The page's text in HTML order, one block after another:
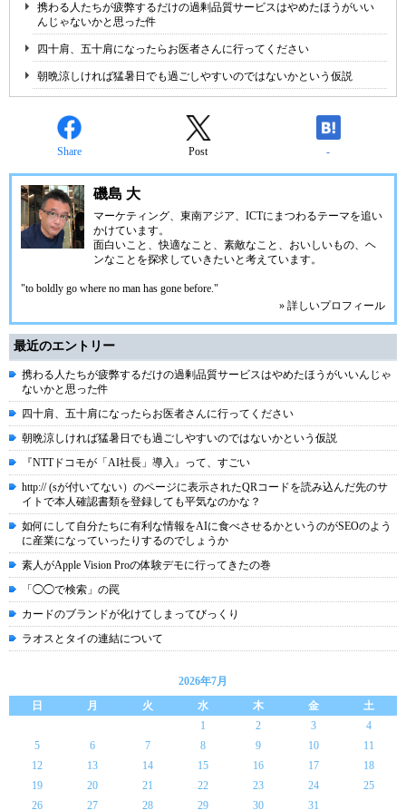
携わる人たちが疲弊するだけの過剰品質サービスはやめたほうがいい
んじゃないかと思った件
四十肩、五十肩になったらお医者さんに行ってください
朝晩涼しければ猛暑日でも過ごしやすいのではないかという仮説
Share Post -
磯島 大
マーケティング、東南アジア、ICTにまつわるテーマを追い
かけています。
面白いこと、快適なこと、素敵なこと、おいしいもの、ヘ
ンなことを探求していきたいと考えています。
"to boldly go where no man has gone before."
» 詳しいプロフィール
最近のエントリー
携わる人たちが疲弊するだけの過剰品質サービスはやめたほうがいいんじゃ
ないかと思った件
四十肩、五十肩になったらお医者さんに行ってください
朝晩涼しければ猛暑日でも過ごしやすいのではないかという仮説
『NTTドコモが「AI社長」導入』って、すごい
http:// (sが付いてない）のページに表示されたQRコードを読み込んだ先のサ
イトで本人確認書類を登録しても平気なのかな？
如何にして自分たちに有利な情報をAIに食べさせるかというのがSEOのよう
に産業になっていったりするのでしょうか
素人がApple Vision Proの体験デモに行ってきたの巻
「◯◯で検索」の罠
カードのブランドが化けてしまってびっくり
ラオスとタイの連結について
2026年7月
日
月 火 水 木 金
土
1
2 3
4
5
6 7 8 9 10
11
12
13 14 15 16 17
18
19
20 21 22 23 24
25
26
27 28 29 30 31